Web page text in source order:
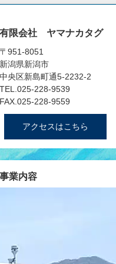
有限会社 ヤマナカタグ
〒951-8051
新潟県新潟市
中央区新島町通5-2232-2
TEL.025-228-9539
FAX.025-228-9559
アクセスはこちら
事業内容
ハーバータグ業務
海難救助業務